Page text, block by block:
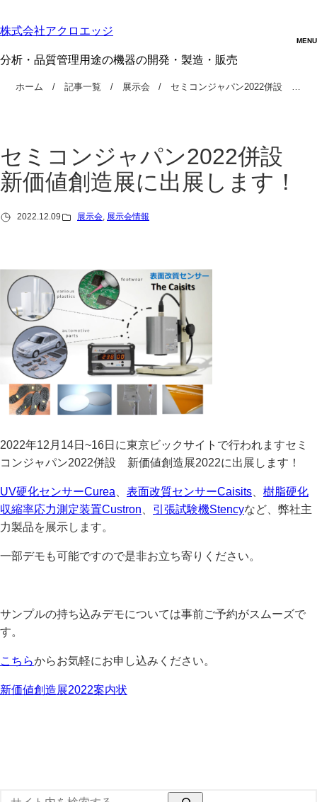
株式会社アクロエッジ
分析・品質管理用途の機器の開発・製造・販売
ホーム 記事一覧 展示会 セミコンジャパン2022併設 …
セミコンジャパン2022併設
新価値創造展に出展します！
2022.12.09 展示会, 展示会情報
2022年12月14日~16日に東京ビックサイトで行われますセミ
コンジャパン2022併設 新価値創造展2022に出展します！
UV硬化センサーCurea 表面改質センサーCaisits
樹脂硬化
収縮率応力測定装置Custron
引張試験機Stencyなど、弊社主
力製品を展示します。
一部デモも可能ですので是非お立ち寄りください。
サンプルの持ち込みデモについては事前ご予約がスムーズで
す。
こちらからお気軽にお申し込みください。
新価値創造展2022案内状
検